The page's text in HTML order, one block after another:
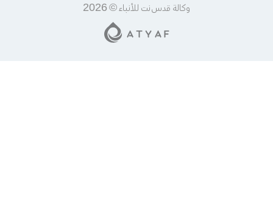
وكالة قدس نت للأنباء © 2026